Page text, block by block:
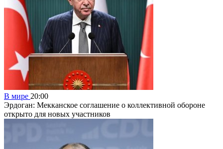
В мире 20:00
Эрдоган: Мекканское соглашение о коллективной обороне
открыто для новых участников